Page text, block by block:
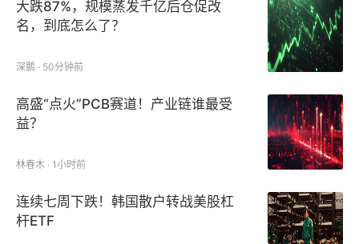
大跌87%，规模蒸发千亿后仓促改
名，到底怎么了？
深鹏 · 50分钟前
高盛“点火”PCB赛道！产业链谁最受
益？
林春木 · 1小时前
连续七周下跌！韩国散户转战美股杠
杆ETF